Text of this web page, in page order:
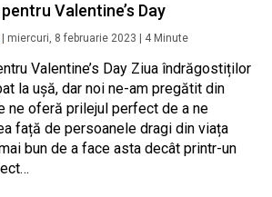
Valentine’s Day
miercuri, 8 februarie 2023 4 Minute
Valentine’s Day Ziua îndrăgostiților
la ușă, dar noi ne-am pregătit din
ne oferă prilejul perfect de a ne
față de persoanele dragi din viața
bun de a face asta decât printr-un